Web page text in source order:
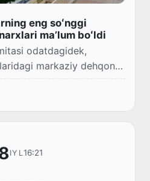
eng soʻnggi
maʼlum boʻldi
odatdagidek,
markaziy dehqon
28-iyul kuni oʻtkazilgan
alohida turdagi o...
IYL16:21